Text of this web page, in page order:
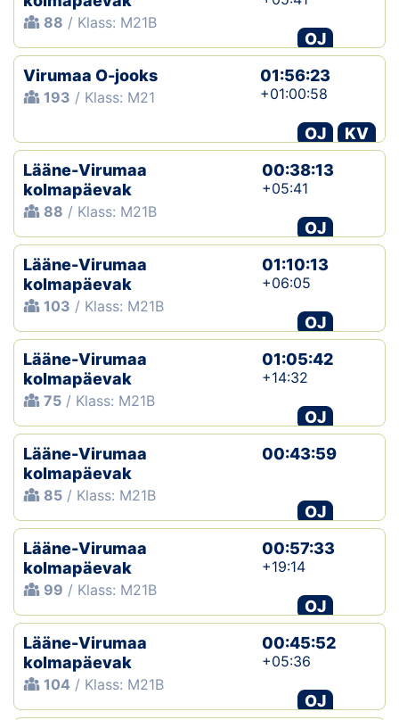
88 / Klass: M21B
OJ
Virumaa O-jooks
193 / Klass: M21
01:56:23
+01:00:58
OJ
KV
Lääne-Virumaa
kolmapäevak
88 / Klass: M21B
00:38:13
+05:41
OJ
Lääne-Virumaa
kolmapäevak
103 / Klass: M21B
01:10:13
+06:05
OJ
Lääne-Virumaa
kolmapäevak
75 / Klass: M21B
01:05:42
+14:32
OJ
Lääne-Virumaa
kolmapäevak
85 / Klass: M21B
00:43:59
OJ
Lääne-Virumaa
kolmapäevak
99 / Klass: M21B
00:57:33
+19:14
OJ
Lääne-Virumaa
kolmapäevak
104 / Klass: M21B
00:45:52
+05:36
OJ